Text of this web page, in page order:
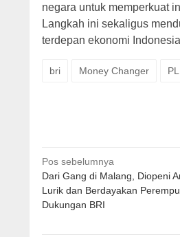
negara untuk memperkuat
Langkah ini sekaligus
terdepan ekonomi
bri Money Changer
Navigasi
pos
Pos sebelumnya
Dari Gang di Malang, Diopeni
Lurik dan Berdayakan
Dukungan BRI